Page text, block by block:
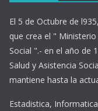
El 5 de Octubre de
que crea el "
Social ".- en el año de
Salud y Asistencia
mantiene hasta la
Estadistica,